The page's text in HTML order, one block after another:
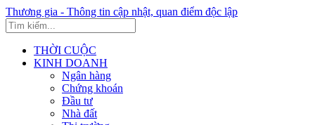
Thương gia - Thông tin cập nhật, quan điểm độc lập
THỜI CUỘC
KINH DOANH
Ngân hàng
Chứng khoán
Đầu tư
Nhà đất